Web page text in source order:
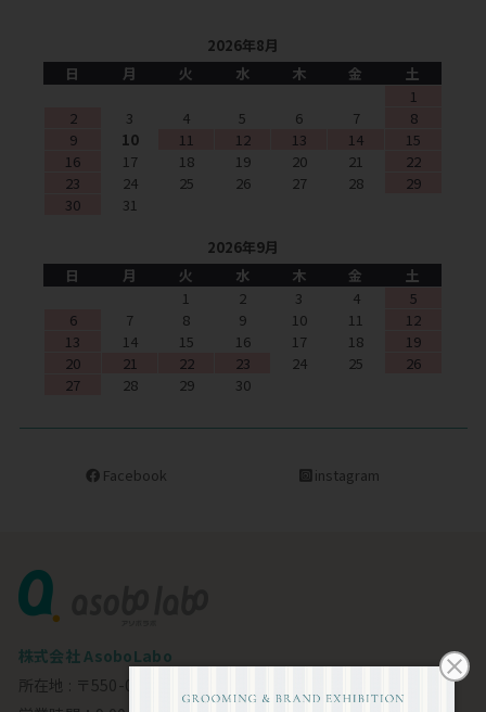
2026年8月
日
月 火 水 木 金
土
1
2
3 4 5 6 7
8
9
10 11 12 13 14
15
16
17 18 19 20 21
22
23
24 25 26 27 28
29
30
31
2026年9月
日
月 火 水 木 金
土
1
2 3 4
5
6
7 8 9 10 11
12
13
14 15 16 17 18
19
20
21 22 23 24 25
26
27
28 29 30
Facebook instagram
株式会社 AsoboLabo
所在地 : 〒550-0002 大阪市西区江戸堀1-23-11 6F